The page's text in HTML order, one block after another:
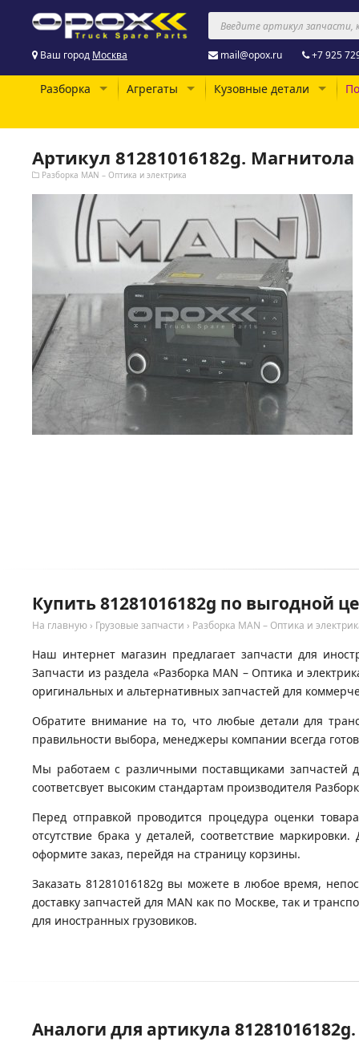
Ваш город Москва mail@opox.ru +7 925
Разборка Агрегаты Кузовные детали
Артикул 81281016182g. Магнитола
Разборка MAN – Оптика и электрика
Купить 81281016182g по выгодной
На главную › Грузовые запчасти › Разборка MAN – Оптика и
Наш интернет магазин предлагает запчасти для
Запчасти из раздела «Разборка MAN – Оптика и
оригинальных и альтернативных запчастей для
Обратите внимание на то, что любые детали для
правильности выбора, менеджеры компании всегда
Мы работаем с различными поставщиками запчастей
соответсвует высоким стандартам производителя
Перед отправкой проводится процедура оценки
отсутствие брака у деталей, соответствие
оформите заказ, перейдя на страницу корзины.
Заказать 81281016182g вы можете в любое время,
доставку запчастей для MAN как по Москве, так и
для иностранных грузовиков.
Аналоги для артикула